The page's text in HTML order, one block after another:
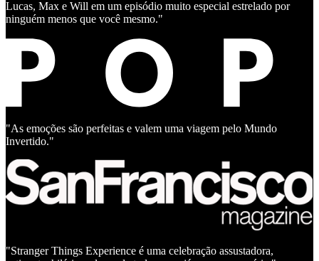
Lucas, Max e Will em um episódio muito especial estrelado por
ninguém menos que você mesmo."
"As emoções são perfeitas e valem uma viagem pelo Mundo
Invertido."
"Stranger Things Experience é uma celebração assustadora,